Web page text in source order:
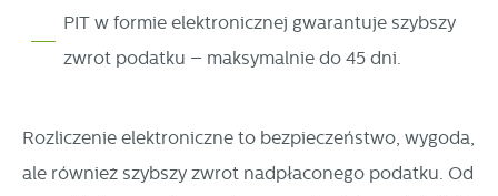
PIT w formie elektronicznej gwarantuje szybszy
zwrot podatku – maksymalnie do 45 dni.
Rozliczenie elektroniczne to bezpieczeństwo, wygoda,
ale również szybszy zwrot nadpłaconego podatku. Od
formie zanonimizowanej. Wyrażenie zgody na analityczne
pliki cookies gwarantuje dostępność wszystkich
najciekawsze informacje i aktualności na stronach naszych
partnerów.
komunikatów na podstawie analizy Twoich upodobań oraz
Twoich zwyczajów dotyczących przeglądanej witryny